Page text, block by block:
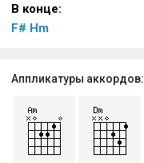
В конце:
F# Hm
Аппликатуры аккордов: